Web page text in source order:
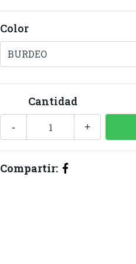
Color
Cantidad
+
-
Compartir: